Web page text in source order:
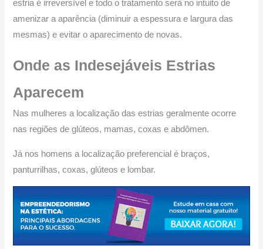
estria é irreversível e todo o tratamento será no intuito de
amenizar a aparência (diminuir a espessura e largura das
mesmas) e evitar o aparecimento de novas.
Onde as Indesejáveis Estrias
Aparecem
Nas mulheres a localização das estrias geralmente ocorre
nas regiões de glúteos, mamas, coxas e abdômen.
Já nos homens a localização preferencial é braços,
panturrilhas, coxas, glúteos e lombar.